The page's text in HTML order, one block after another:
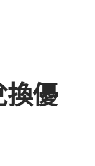
換優